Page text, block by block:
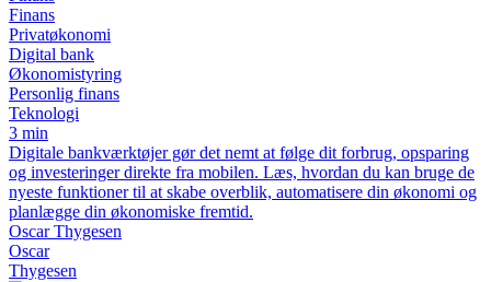
Finans
Privatøkonomi
Digital bank
Økonomistyring
Personlig finans
Teknologi
3 min
Digitale bankværktøjer gør det nemt at følge dit forbrug, opsparing
og investeringer direkte fra mobilen. Læs, hvordan du kan bruge de
nyeste funktioner til at skabe overblik, automatisere din økonomi og
planlægge din økonomiske fremtid.
Oscar Thygesen
Oscar
Thygesen